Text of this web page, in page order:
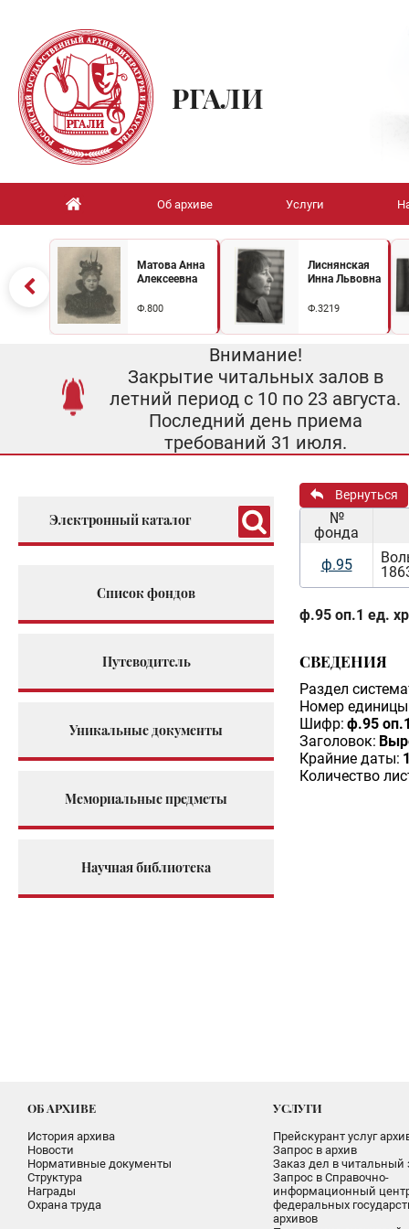
РГАЛИ
Об архиве Услуги
Матова Анна
Алексеевна
Ф.800
Лиснянская
Инна Львовна
Ф.3219
Внимание!
Закрытие читальных залов в
летний период с 10 по 23 августа.
Последний день приема
требований 31 июля.
Электронный каталог
Список фондов
Путеводитель
Уникальные документы
Мемориальные предметы
Научная библиотека
Вернуться
№
фонда
ф.95
ф.95 оп.1 ед.
СВЕДЕНИЯ
Раздел
Номер единицы
Шифр: ф.95
Заголовок:
Крайние даты:
Количество
ОБ АРХИВЕ
История архива
Новости
Нормативные документы
Структура
Награды
Охрана труда
УСЛУГИ
Прейскурант услуг
Запрос в архив
Заказ дел в читальный
Запрос в Справочно-
информационный
федеральных
архивов